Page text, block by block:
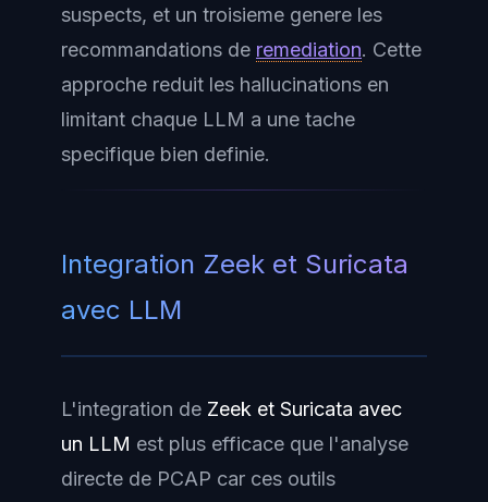
suspects, et un troisieme genere les
recommandations de remediation. Cette
approche reduit les hallucinations en
limitant chaque LLM a une tache
specifique bien definie.
Integration Zeek et Suricata
avec LLM
L'integration de Zeek et Suricata avec
un LLM est plus efficace que l'analyse
directe de PCAP car ces outils